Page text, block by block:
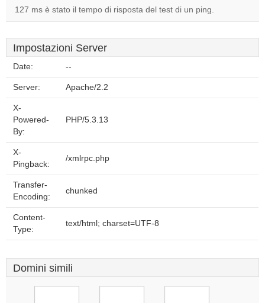
127 ms è stato il tempo di risposta del test di un ping.
Impostazioni Server
Date: --
Server: Apache/2.2
X-
Powered-
By:
PHP/5.3.13
X-
Pingback:
/xmlrpc.php
Transfer-
Encoding:
chunked
Content-
Type:
text/html; charset=UTF-8
Domini simili